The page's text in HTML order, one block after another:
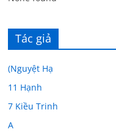
Tác giả
(Nguyệt Hạ
11 Hạnh
7 Kiều Trinh
A